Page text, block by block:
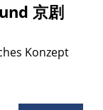
京剧
Konzept